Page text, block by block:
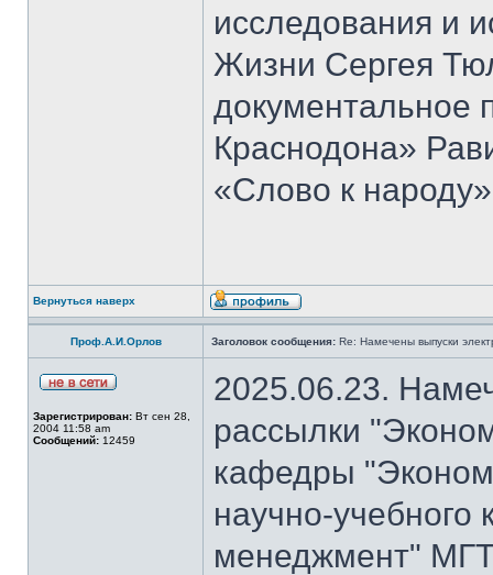
исследования и
Жизни Сергея
документальное
Краснодона»
«Слово к
Вернуться наверх
Проф.А.И.Орлов Заголовок сообщения: Re: Намечены выпуски
Зарегистрирован: Вт сен 28,
2004 11:58 am
Сообщений: 12459
2025.06.23.
рассылки
кафедры
научно-
менеджмент"